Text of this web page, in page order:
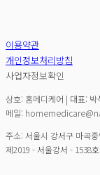
이용약관
개인정보처리방침
사업자정보확인
상호: 홈메디케어 | 대표:
메일:
주소: 서울시 강서구 마곡
제2019 - 서울강서 - 1538호